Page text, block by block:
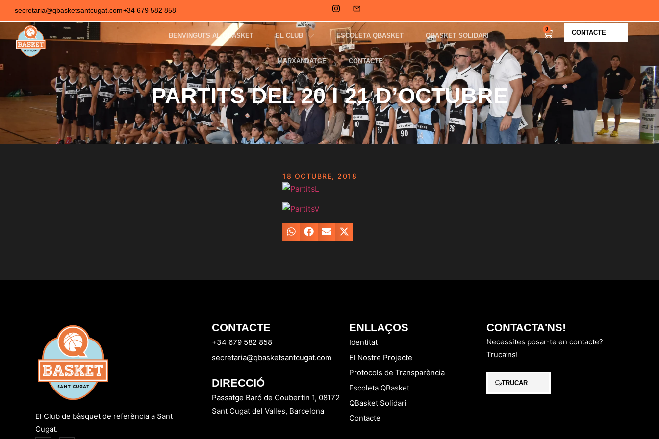
secretaria@qbasketsantcugat.com+34 679 582 858
BENVINGUTS AL QBASKET EL CLUB ESCOLETA QBASKET QBASKET SOLIDARI
MARXANDATGE CONTACTE
0 CONTACTE
PARTITS DEL 20 I 21 D’OCTUBRE
18 OCTUBRE, 2018
El Club de bàsquet de referència a Sant
Cugat.
CONTACTE
+34 679 582 858
secretaria@qbasketsantcugat.com
DIRECCIÓ
Passatge Baró de Coubertin 1, 08172
Sant Cugat del Vallès, Barcelona
ENLLAÇOS
Identitat
El Nostre Projecte
Protocols de Transparència
Escoleta QBasket
QBasket Solidari
Contacte
CONTACTA'NS!
Necessites posar-te en contacte?
Truca’ns!
TRUCAR